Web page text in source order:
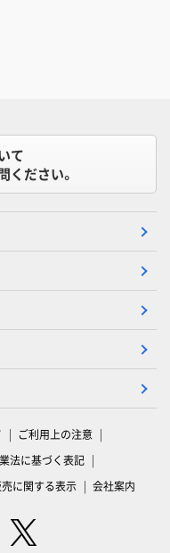
て
ください。
ご利用上の注意
法に基づく表記
に関する表示 会社案内